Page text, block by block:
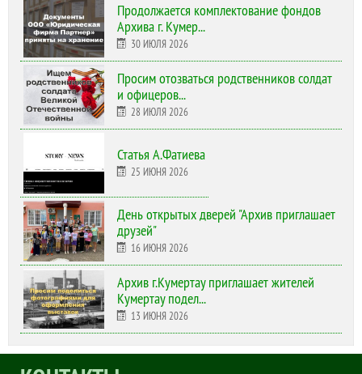
Продолжается комплектование фондов
Архива г. Кумер...
30 ИЮЛЯ 2026
Просим отозваться родственников солдат
и офицеров...
28 ИЮЛЯ 2026
Статья А.Фатиева
25 ИЮНЯ 2026
День открытых дверей "Архив приглашает
друзей"
16 ИЮНЯ 2026
Архив г.Кумертау приглашает жителей
Кумертау подел...
13 ИЮНЯ 2026